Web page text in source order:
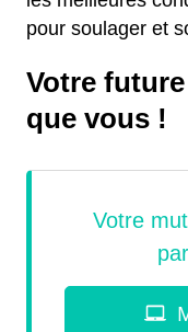
pour soulager et
Votre
que vous !